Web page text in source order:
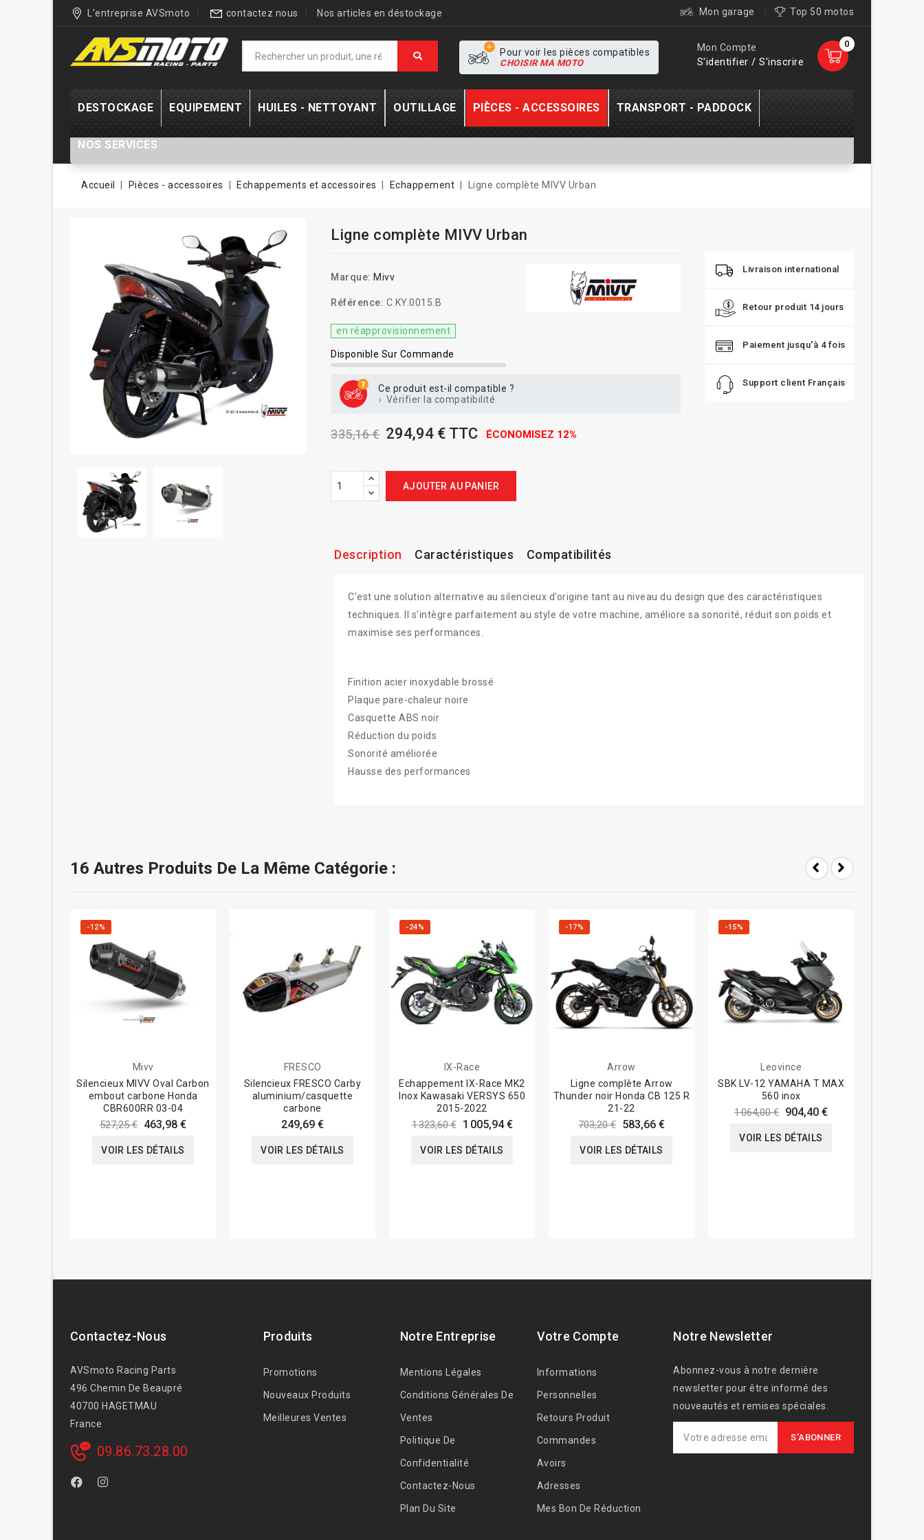
L'entreprise AVSmoto contactez nous Nos articles en déstockage Mon garage Top 50 motos
0
Mon Compte
S'identifier / S'inscrire
Pour voir les pièces compatibles
CHOISIR MA MOTO
DESTOCKAGE EQUIPEMENT HUILES - NETTOYANT OUTILLAGE PIÈCES - ACCESSOIRES TRANSPORT - PADDOCK
NOS SERVICES
Accueil Pièces - accessoires Echappements et accessoires Echappement Ligne complète MIVV Urban
Ligne complète MIVV Urban
Marque: Mivv
Référence: C.KY.0015.B
en réapprovisionnement
Disponible Sur Commande
Ce produit est-il compatible ?
Vérifier la compatibilité
335,16 € 294,94 € TTC ÉCONOMISEZ 12%
AJOUTER AU PANIER
Livraison international
Retour produit 14 jours
Paiement jusqu'à 4 fois
Support client Français
Description Caractéristiques Compatibilités
C’est une solution alternative au silencieux d’origine tant au niveau du design que des caractéristiques
techniques. Il s'intègre parfaitement au style de votre machine, améliore sa sonorité, réduit son poids et
maximise ses performances.
Finition acier inoxydable brossé
Plaque pare-chaleur noire
Casquette ABS noir
Réduction du poids
Sonorité améliorée
Hausse des performances
16 Autres Produits De La Même Catégorie :
-12%
Mivv
Silencieux MIVV Oval Carbon
embout carbone Honda
CBR600RR 03-04
527,25 € 463,98 €
VOIR LES DÉTAILS
FRESCO
Silencieux FRESCO Carby
aluminium/casquette
carbone
249,69 €
VOIR LES DÉTAILS
-24%
IX-Race
Echappement IX-Race MK2
Inox Kawasaki VERSYS 650
2015-2022
1 323,60 € 1 005,94 €
VOIR LES DÉTAILS
-17%
Arrow
Ligne complète Arrow
Thunder noir Honda CB 125 R
21-22
703,20 € 583,66 €
VOIR LES DÉTAILS
-15%
Leovince
SBK LV-12 YAMAHA T MAX
560 inox
1 064,00 € 904,40 €
VOIR LES DÉTAILS
Contactez-Nous
AVSmoto Racing Parts
496 Chemin De Beaupré
40700 HAGETMAU
France
09.86.73.28.00
Produits
Promotions
Nouveaux Produits
Meilleures Ventes
Notre Entreprise
Mentions Légales
Conditions Générales De
Ventes
Politique De
Confidentialité
Contactez-Nous
Plan Du Site
Votre Compte
Informations
Personnelles
Retours Produit
Commandes
Avoirs
Adresses
Mes Bon De Réduction
Notre Newsletter
Abonnez-vous à notre dernière
newsletter pour être informé des
nouveautés et remises spéciales.